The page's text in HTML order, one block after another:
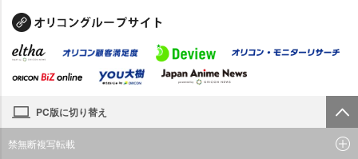
PC版に切り替え
禁無断複写転載